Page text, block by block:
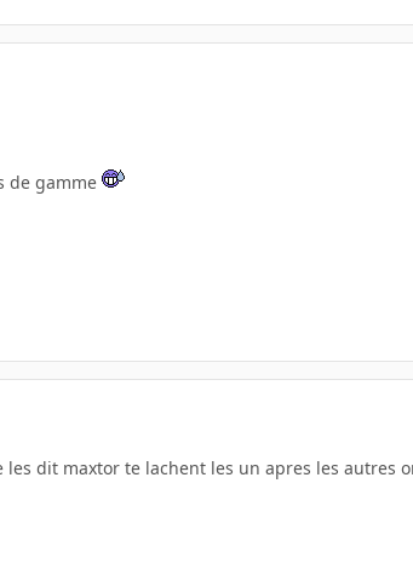
de gamme
dit maxtor te lachent les un apres les autres